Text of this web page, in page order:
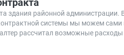
здания районной администрации.
системы мы можем сами
рассчитал возможные